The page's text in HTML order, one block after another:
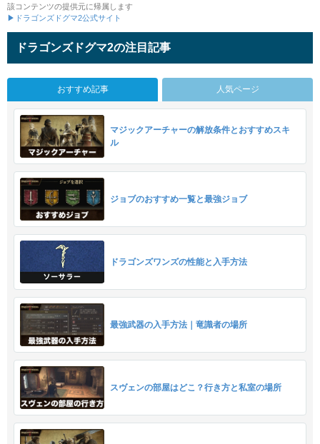
該コンテンツの提供元に帰属します
▶ドラゴンズドグマ2公式サイト
ドラゴンズドグマ2の注目記事
おすすめ記事 人気ページ
マジックアーチャーの解放条件とおすすめスキ
ル
ジョブのおすすめ一覧と最強ジョブ
ドラゴンズワンズの性能と入手方法
最強武器の入手方法｜竜識者の場所
スヴェンの部屋はどこ？行き方と私室の場所